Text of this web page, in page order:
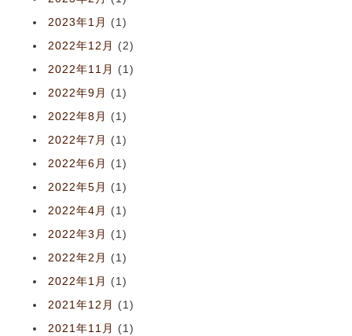
2023年1月
(1)
2022年12月
(2)
2022年11月
(1)
2022年9月
(1)
2022年8月
(1)
2022年7月
(1)
2022年6月
(1)
2022年5月
(1)
2022年4月
(1)
2022年3月
(1)
2022年2月
(1)
2022年1月
(1)
2021年12月
(1)
2021年11月
(1)